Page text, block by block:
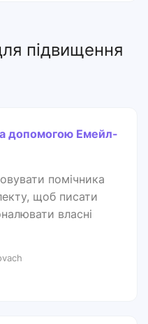
підвищення
допомогою Емейл-
помічника
щоб писати
власні